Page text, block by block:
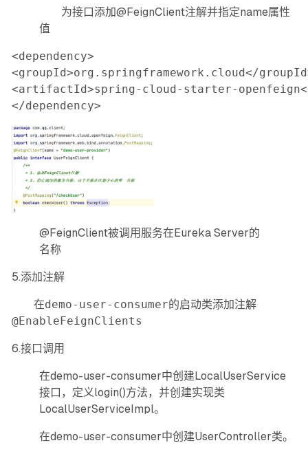
为接口添加@FeignClient注解并指定name属性
值
<dependency>
<groupId>org.springframework.cloud</
<artifactId>spring-cloud-starter-
</dependency>
@FeignClient被调用服务在Eureka Server的
名称
5.添加注解
在demo-user-consumer的启动类添加注解
@EnableFeignClients
6.接口调用
在demo-user-consumer中创建LocalUserService
接口，定义login()方法，并创建实现类
LocalUserServiceImpl。
在demo-user-consumer中创建UserController类。